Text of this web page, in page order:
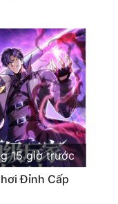
15 giờ trước
Đỉnh Cấp